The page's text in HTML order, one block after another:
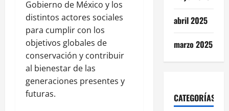
Gobierno de México y los
distintos actores sociales
para cumplir con los
objetivos globales de
conservación y contribuir
al bienestar de las
generaciones presentes y
futuras.
abril 2025
marzo 2025
CATEGORÍAS